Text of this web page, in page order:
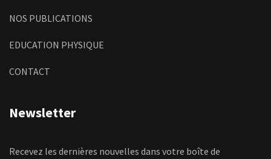
NOS PUBLICATIONS
EDUCATION PHYSIQUE
CONTACT
Newsletter
Recevez les dernières nouvelles dans votre boîte de